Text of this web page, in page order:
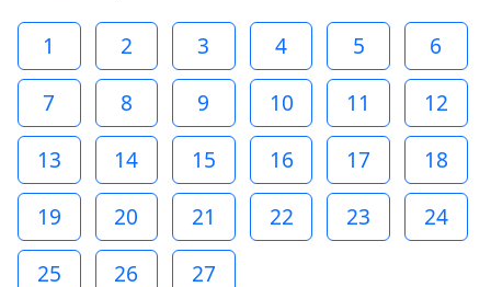
1 2 3 4 5
6
7
8 9 10 11
12
13
14 15 16 17
18
19
20 21 22 23
24
25
26 27